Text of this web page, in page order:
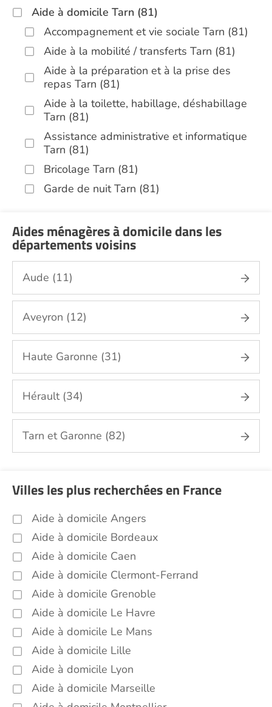
Aide à domicile Tarn (81)
Accompagnement et vie sociale Tarn (81)
Aide à la mobilité / transferts Tarn (81)
Aide à la préparation et à la prise des
repas Tarn (81)
Aide à la toilette, habillage, déshabillage
Tarn (81)
Assistance administrative et informatique
Tarn (81)
Bricolage Tarn (81)
Garde de nuit Tarn (81)
Jardinage Tarn (81)
Aide aux courses Tarn (81)
Entretien du cadre de vie, ménage,
repassage, gestion du linge Tarn (81)
Sorties (promenades, rendez-vous
médicaux...) Tarn (81)
Promenade animaux de compagnie Tarn
(81)
Soins esthétiques Tarn (81)
Autres aides à domicile Tarn (81)
Voir toutes les aides à domicile dans le Tarn (81)
Aides ménagères à domicile dans les
départements voisins
Aude (11)
Aveyron (12)
Haute Garonne (31)
Hérault (34)
Tarn et Garonne (82)
Villes les plus recherchées en France
Aide à domicile Angers
Aide à domicile Bordeaux
Aide à domicile Caen
Aide à domicile Clermont-Ferrand
Aide à domicile Grenoble
Aide à domicile Le Havre
Aide à domicile Le Mans
Aide à domicile Lille
Aide à domicile Lyon
Aide à domicile Marseille